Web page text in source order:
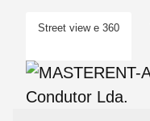
Street view e 360